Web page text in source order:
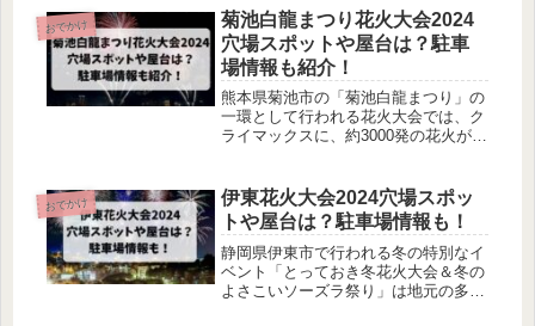
リジナルグッズが登場し、ファンにと
って見逃せないイベントとなっていま
す。予約方法やグッズ情報、メニュー
内容、実施店舗など、気になる詳細を
ご紹介します。
おでかけ
菊池白龍まつり花火大会2024
穴場スポットや屋台は？駐車
場情報も紹介！
熊本県菊池市の「菊池白龍まつり」の
一環として行われる花火大会では、ク
ライマックスに、約3000発の花火が打
る穴場スポットや屋台など気になりま
すよね！菊池白龍まつり花火大会2024
での穴場スポットや屋台などについて
調べてみました。
おでかけ
伊東花火大会2024穴場スポッ
トや屋台は？駐車場情報も！
静岡県伊東市で行われる冬の特別なイ
ベント「とっておき冬花火大会＆冬の
よさこいソーズラ祭り」は地元の多く